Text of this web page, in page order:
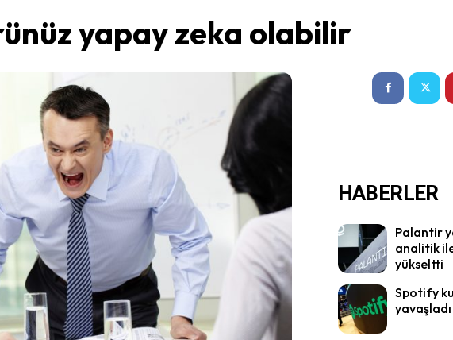
yapay zeka olabilir
HABERLER
Palantir
analitik
yükseltti
Spotify
yavaşladı